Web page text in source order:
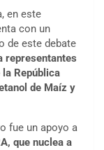
en este
con un
de este debate
representantes
República
de Maíz y
fue un apoyo a
que nuclea a